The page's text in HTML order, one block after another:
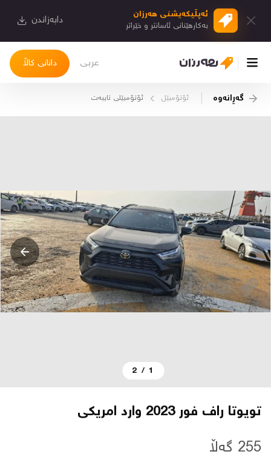
ئەپڵیكەیشنی هەرزان
بەكارهێنانی ئاسانتر و خێراتر دابەزاندن
دانانی کاڵا عربی
دیاریکراوەکانم
دوا بینراوەکان
چات
بڵاگ
شۆپەکان
گەڕانەوە ئۆتۆمبێل ئۆتۆمبێلی تایبه‌ت
1
/
2
تویوتا راف فور 2023 وارد امریکی
255 گەڵا